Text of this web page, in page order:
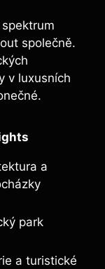
společně.
v luxusních
a
park
a turistické